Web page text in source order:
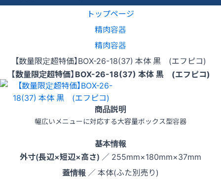
トップページ
精肉容器
精肉容器
【数量限定超特価】BOX-26-18(37) 本体 黒 (エフピコ)
【数量限定超特価】BOX-26-18(37) 本体 黒 (エフピコ)
商品説明
幅広いメニューに対応する大容量ボックス型容器
基本情報
外寸(長辺×短辺×高さ) ／ 255mm×180mm×37mm
蓋情報 ／ 本体(ふた別売り)